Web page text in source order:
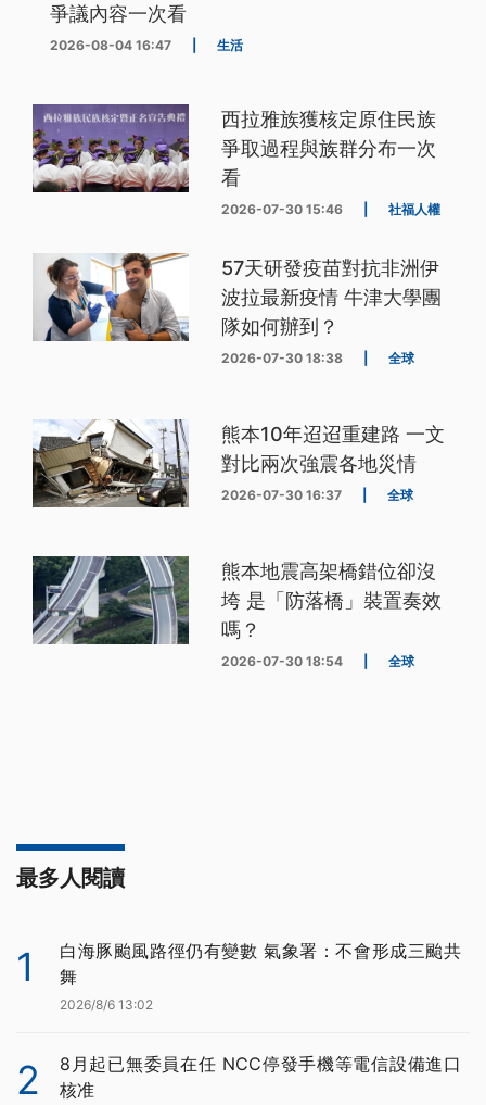
爭議內容一次看
2026-08-04 16:47 生活
西拉雅族獲核定原住民族
爭取過程與族群分布一次
看
2026-07-30 15:46 社福人權
57天研發疫苗對抗非洲伊
波拉最新疫情 牛津大學團
隊如何辦到？
2026-07-30 18:38 全球
熊本10年迢迢重建路 一文
對比兩次強震各地災情
2026-07-30 16:37 全球
熊本地震高架橋錯位卻沒
垮 是「防落橋」裝置奏效
嗎？
2026-07-30 18:54 全球
最多人閱讀
1
白海豚颱風路徑仍有變數 氣象署：不會形成三颱共
舞
2026/8/6 13:02
2
8月起已無委員在任 NCC停發手機等電信設備進口
核准